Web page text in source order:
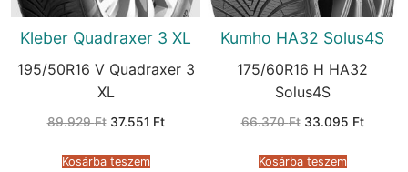
Kleber Quadraxer 3 XL
195/50R16 V Quadraxer 3
XL
89.929Ft Original
89.929 Ft.
37.551 FtCurrent
Kosárba teszem
Kumho HA32 Solus4S
175/60R16 H HA32
Solus4S
66.370Ft Original
66.370 Ft.
33.095 FtCurrent
Kosárba teszem